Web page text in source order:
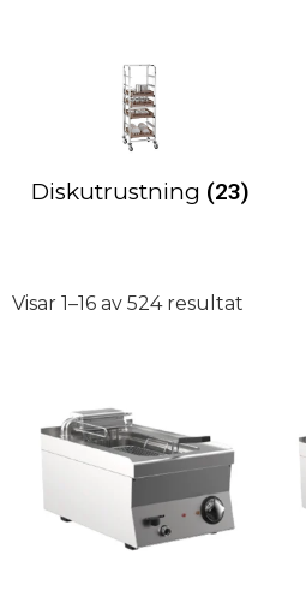
Diskutrustning (23)
Visar 1–16 av 524 resultat